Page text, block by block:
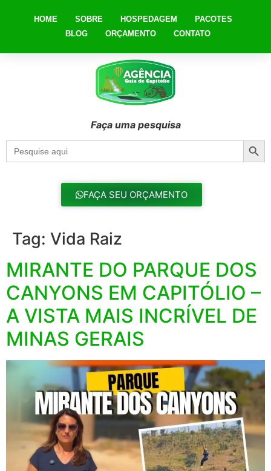
HOME SOBRE HOSPEDAGEM
PACOTES
BLOG
ORÇAMENTO CONTATO
Faça uma pesquisa
Search
for:
FAÇA SEU ORÇAMENTO
Tag: Vida Raiz
MIRANTE DO PARQUE DOS
CANYONS EM CAPITÓLIO –
A VISTA MAIS INCRÍVEL DE
MINAS GERAIS